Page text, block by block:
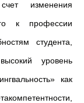
изменения
к профессии
студента,
уровень
как